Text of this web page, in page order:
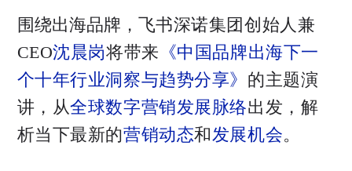
围绕出海品牌， 飞书深诺集团创始人兼
CEO沈晨岗将带来 《中国品牌出海下一
个十年行业洞察与趋势分享》 的主题演
讲，从全球数字营销发展脉络出发，解
析当下最新的营销动态和发展机会。